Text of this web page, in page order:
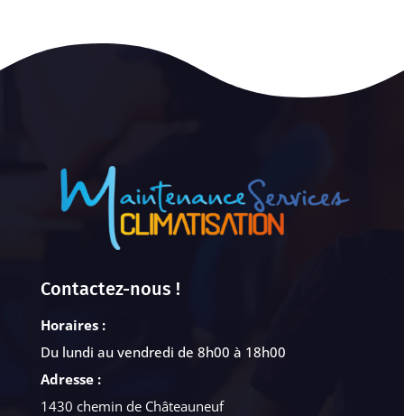
Contactez-nous !
Horaires :
Du lundi au vendredi de 8h00 à 18h00
Adresse :
1430 chemin de Châteauneuf